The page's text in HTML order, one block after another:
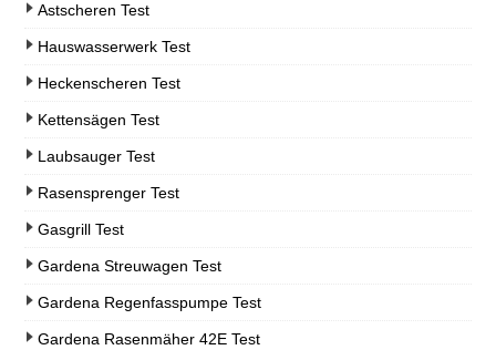
Astscheren Test
Hauswasserwerk Test
Heckenscheren Test
Kettensägen Test
Laubsauger Test
Rasensprenger Test
Gasgrill Test
Gardena Streuwagen Test
Gardena Regenfasspumpe Test
Gardena Rasenmäher 42E Test